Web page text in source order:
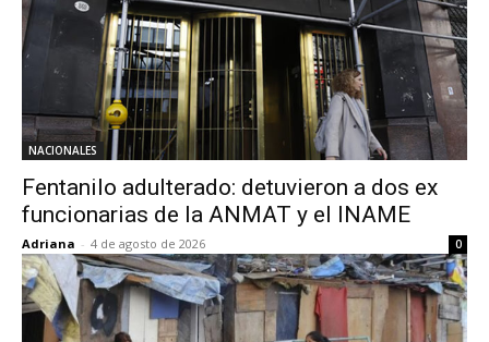
NACIONALES
Fentanilo adulterado: detuvieron a dos ex
funcionarias de la ANMAT y el INAME
Adriana - 4 de agosto de 2026 0